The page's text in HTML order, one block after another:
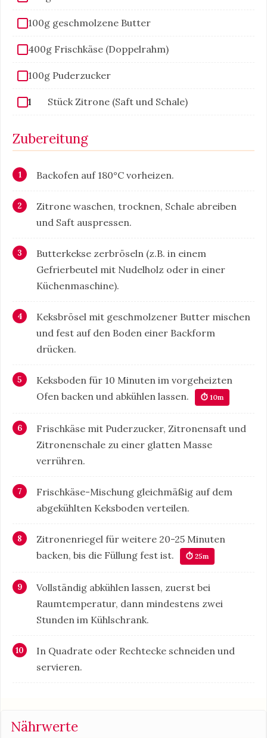
100g geschmolzene Butter
400g Frischkäse (Doppelrahm)
100g Puderzucker
1 Stück Zitrone (Saft und Schale)
Zubereitung
Backofen auf 180°C vorheizen.
Zitrone waschen, trocknen, Schale abreiben
und Saft auspressen.
Butterkekse zerbröseln (z.B. in einem
Gefrierbeutel mit Nudelholz oder in einer
Küchenmaschine).
Keksbrösel mit geschmolzener Butter mischen
und fest auf den Boden einer Backform
drücken.
Keksboden für 10 Minuten im vorgeheizten
Ofen backen und abkühlen lassen.
⏱ 10m
Frischkäse mit Puderzucker, Zitronensaft und
Zitronenschale zu einer glatten Masse
verrühren.
Frischkäse-Mischung gleichmäßig auf dem
abgekühlten Keksboden verteilen.
Zitronenriegel für weitere 20-25 Minuten
backen, bis die Füllung fest ist.
⏱ 25m
Vollständig abkühlen lassen, zuerst bei
Raumtemperatur, dann mindestens zwei
Stunden im Kühlschrank.
In Quadrate oder Rechtecke schneiden und
servieren.
Nährwerte